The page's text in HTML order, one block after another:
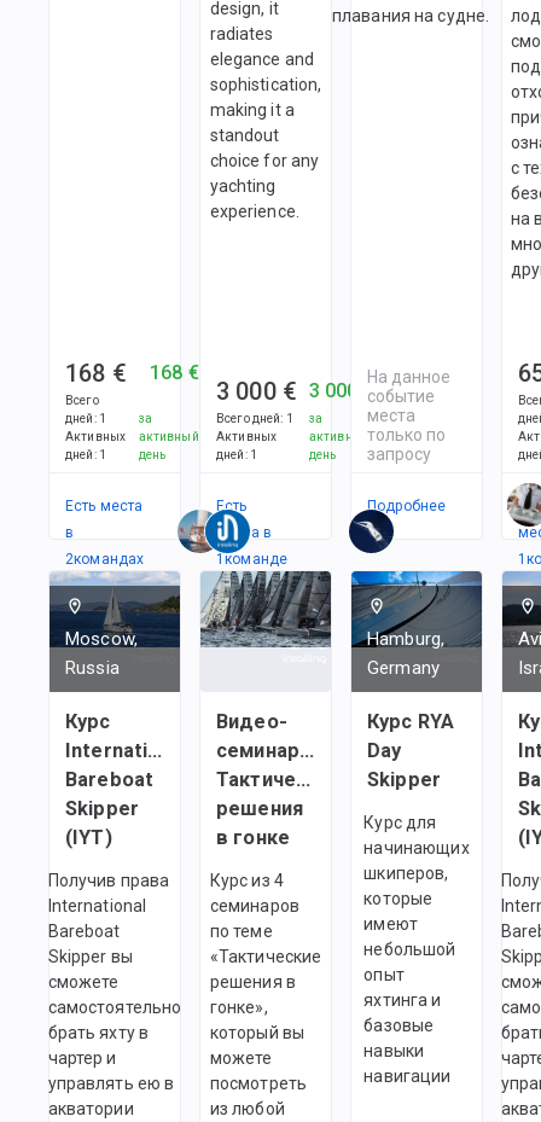
168 €
Всего
дней: 1
Активных
дней: 1
168 €
за
активный
день
Есть места
в
2командах
design, it
radiates
elegance and
sophistication,
making it a
standout
choice for any
yachting
experience.
3 000 €
Всего дней: 1
Активных
дней: 1
3 000 €
за
активный
день
Есть
места в
1командe
плавания на судне.
На данное
событие
места
только по
запросу
Подробнее
с
на
1
Moscow,
Russia
Курс
International
Bareboat
Skipper
(IYT)
Получив права
International
Bareboat
Skipper вы
сможете
самостоятельно
брать яхту в
чартер и
управлять ею в
акватории
Видео-
семинары:
Тактические
решения
в гонке
Курс из 4
семинаров
по теме
«Тактические
решения в
гонке»,
который вы
можете
посмотреть
из любой
Hamburg,
Germany
Курс RYA
Day
Skipper
Курс для
начинающих
шкиперов,
которые
имеют
небольшой
опыт
яхтинга и
базовые
навыки
навигации